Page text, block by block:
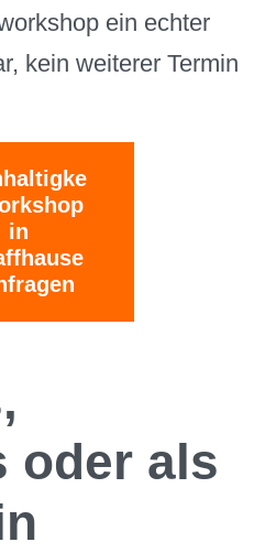
ein echter
kein weiterer Termin
in
oder als